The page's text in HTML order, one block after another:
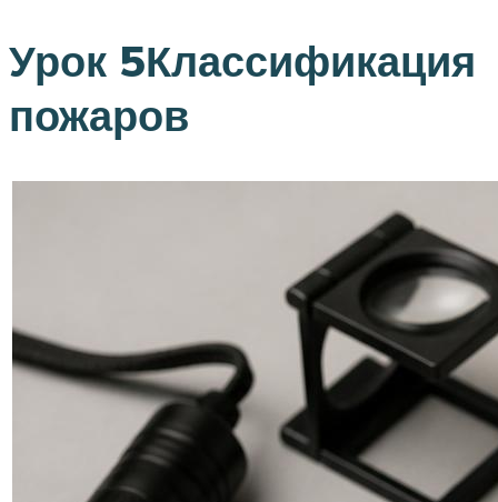
Урок 5Классификация
пожаров